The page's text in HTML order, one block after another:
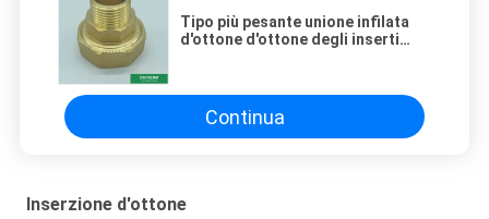
Tipo più pesante unione infilata
d'ottone d'ottone degli inserti
Continua
Inserzione d'ottone